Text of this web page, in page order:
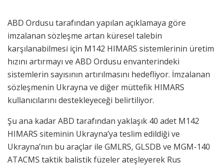
ABD Ordusu tarafından yapılan açıklamaya göre
imzalanan sözleşme artan küresel talebin
karşılanabilmesi için M142 HIMARS sistemlerinin üretim
hızını artırmayı ve ABD Ordusu envanterindeki
sistemlerin sayısının artırılmasını hedefliyor. İmzalanan
sözleşmenin Ukrayna ve diğer müttefik HIMARS
kullanıcılarını destekleyeceği belirtiliyor.
Şu ana kadar ABD tarafından yaklaşık 40 adet M142
HIMARS siteminin Ukrayna’ya teslim edildiği ve
Ukrayna’nın bu araçlar ile GMLRS, GLSDB ve MGM-140
ATACMS taktik balistik füzeler ateşleyerek Rus